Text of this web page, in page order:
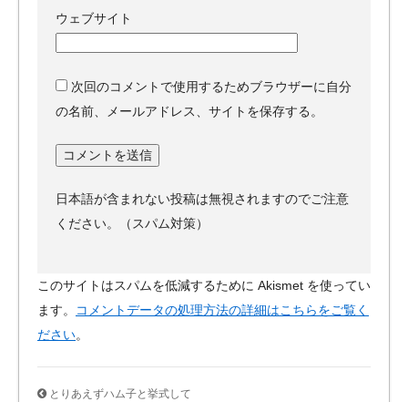
ウェブサイト
次回のコメントで使用するためブラウザーに自分
の名前、メールアドレス、サイトを保存する。
日本語が含まれない投稿は無視されますのでご注意
ください。（スパム対策）
このサイトはスパムを低減するために Akismet を使ってい
ます。
コメントデータの処理方法の詳細はこちらをご覧く
ださい。
とりあえずハム子と挙式して